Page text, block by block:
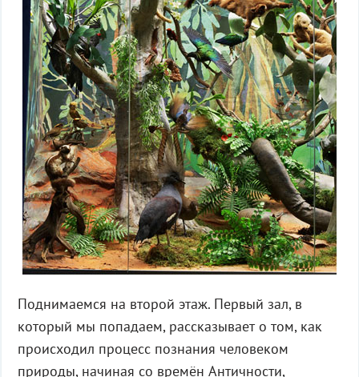
Поднимаемся на второй этаж. Первый зал, в
который мы попадаем, рассказывает о том, как
происходил процесс познания человеком
природы, начиная со времён Античности,